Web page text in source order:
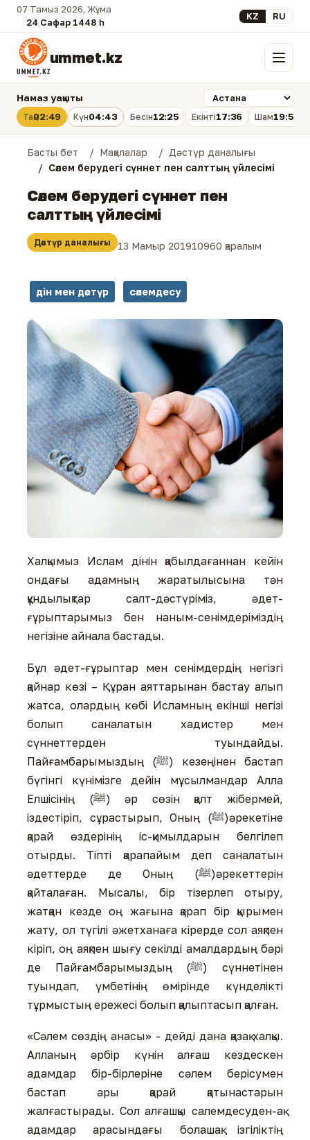
07 Тамыз 2026, Жұма
24 Сафар 1448 һ.
Select your
KZ RU
ummet.kz Мәзір
Намаз уақыты
Таң02:49 Күн04:43 Бесін12:25 Екінті17:36 Шам19:56
Басты бет Мақалалар
Дәстүр даналығы
Сәлем берудегі сүннет пен салттың үйлесімі
Сәлем берудегі сүннет пен
салттың үйлесімі
Дәстүр даналығы 13 Мамыр 201910960 қаралым
дін мен дәстүр сәлемдесу
Халқымыз Ислам дінін қабылдағаннан кейін
ондағы адамның жаратылысына тән
құндылықтар салт-дәстүріміз, әдет-
ғұрыптарымыз бен наным-сенімдеріміздің
негізіне айнала бастады.
Бұл әдет-ғұрыптар мен сенімдердің негізгі
қайнар көзі – Құран аяттарынан бастау алып
жатса, олардың көбі Исламның екінші негізі
болып саналатын хадистер мен
сүннеттерден туындайды.
Пайғамбарымыздың (ﷺ) кезеңінен бастап
бүгінгі күнімізге дейін мұсылмандар Алла
Елшісінің (ﷺ) әр сөзін қалт жібермей,
іздестіріп, сұрастырып, Оның (ﷺ)әрекетіне
қарай өздерінің іс-қимылдарын белгілеп
отырды. Тіпті қарапайым деп саналатын
әдеттерде де Оның (ﷺ)әрекеттерін
қайталаған. Мысалы, бір тізерлеп отыру,
жатқан кезде оң жағына қарап бір қырымен
жату, ол түгілі әжетханаға кірерде сол аяқпен
кіріп, оң аяқпен шығу секілді амалдардың бәрі
де Пайғамбарымыздың (ﷺ) сүннетінен
туындап, үмбетінің өмірінде күнделікті
тұрмыстың ережесі болып қалыптасып қалған.
«Сәлем сөздің анасы» - дейді дана қазақ халқы.
Алланың әрбір күнін алғаш кездескен
адамдар бір-бірлеріне сәлем берісумен
бастап ары қарай қатынастарын
жалғастырады. Сол алғашқы салемдесуден-ақ
адамдар арасындағы болашақ ізгіліктің